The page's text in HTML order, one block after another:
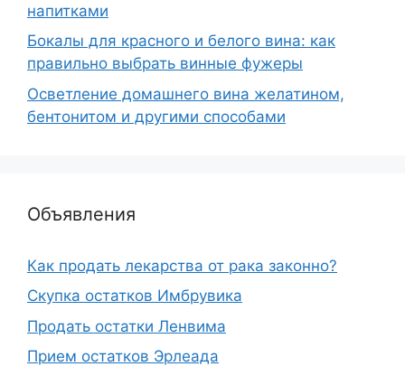
напитками
Бокалы для красного и белого вина: как
правильно выбрать винные фужеры
Осветление домашнего вина желатином,
бентонитом и другими способами
Объявления
Как продать лекарства от рака законно?
Скупка остатков Имбрувика
Продать остатки Ленвима
Прием остатков Эрлеада